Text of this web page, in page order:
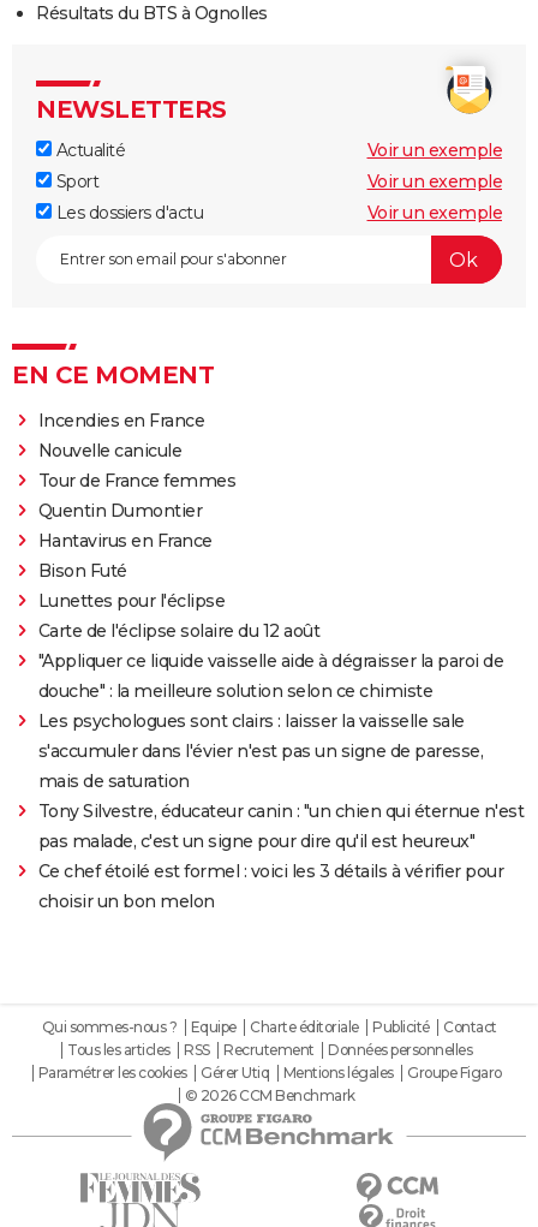
Résultats du BTS à Ognolles
NEWSLETTERS
Actualité
Voir un exemple
Sport
Voir un exemple
Les dossiers d'actu
Voir un exemple
EN CE MOMENT
Incendies en France
Nouvelle canicule
Tour de France femmes
Quentin Dumontier
Hantavirus en France
Bison Futé
Lunettes pour l'éclipse
Carte de l'éclipse solaire du 12 août
"Appliquer ce liquide vaisselle aide à dégraisser la paroi de
douche" : la meilleure solution selon ce chimiste
Les psychologues sont clairs : laisser la vaisselle sale
s'accumuler dans l'évier n'est pas un signe de paresse,
mais de saturation
Tony Silvestre, éducateur canin : "un chien qui éternue n'est
pas malade, c'est un signe pour dire qu'il est heureux"
Ce chef étoilé est formel : voici les 3 détails à vérifier pour
choisir un bon melon
Qui sommes-nous ? Equipe Charte éditoriale Publicité
Contact
Tous les articles
RSS Recrutement
Données personnelles
Paramétrer les cookies
Gérer Utiq Mentions légales
Groupe Figaro
© 2026 CCM Benchmark